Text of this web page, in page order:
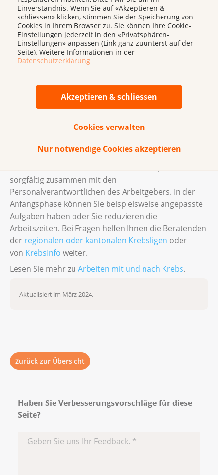
Einverständnis. Wenn Sie auf «Akzeptieren &
schliessen» klicken, stimmen Sie der Speicherung von
Cookies in Ihrem Browser zu. Sie können Ihre Cookie-
Einstellungen jederzeit in den «Privatsphären-
Einstellungen» anpassen (Link ganz zuunterst auf der
Seite). Weitere Informationen in der
Datenschutzerklärung.
Akzeptieren & schliessen
Cookies verwalten
Nur notwendige Cookies akzeptieren
beim Behandeln von Schmerzen.
Manche Spitex-Unternehmen haben sich auf die
Betreuung von Menschen mit Krebs spezialisiert. Sie
erkennen das daran, dass die Unternehmen die
Palliativ-Spitex.
bezahlt die Spitex, wenn Sie beispielsweise
oder Hilfe bei der Wundversorgung
(Behandlungspflege) benötigen.
Die Spitex hilft Ihnen ebenfalls, wenn Sie
beispielsweise Hilfe beim Einkaufen oder
beim Reinigen der Wohnung benötigen.
Diese Leistungen übernimmt die
Grundversicherung Ihrer Krankenkasse
nicht. Klären Sie vorab mit Ihrer
Leistungen übernommen werden
Arbeiten mit und nach Krebs
sorgfältig zusammen mit den
Personalverantwortlichen des Arbeitgebers. In der
Anfangsphase können Sie beispielsweise angepasste
Aufgaben haben oder Sie reduzieren die
Arbeitszeiten. Bei Fragen helfen Ihnen die Beratenden
der regionalen oder kantonalen Krebsligen oder
von KrebsInfo weiter.
Lesen Sie mehr zu Arbeiten mit und nach Krebs.
Aktualisiert im März 2024.
Zurück zur Übersicht
Haben Sie Verbesserungsvorschläge für diese
Seite?